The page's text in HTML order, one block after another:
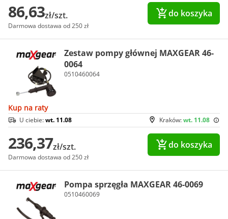
86,63zł/szt.
Darmowa dostawa od 250 zł
do koszyka
Zestaw pompy głównej MAXGEAR 46-
0064
0510460064
Kup na raty
Kraków:wt. 11.08
U ciebie:wt. 11.08
236,37zł/szt.
Darmowa dostawa od 250 zł
do koszyka
Pompa sprzęgła MAXGEAR 46-0069
0510460069